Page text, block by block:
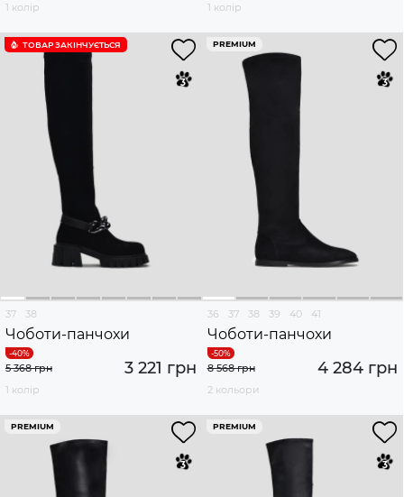
1 колір
1 колір
ТОВАР ЗАКІНЧУЄTЬСЯ
37 38
Чоботи-панчохи
3 221 грн
5 368 грн
1 колір
PREMIUM
36 37 38 39 40 41
Чоботи-панчохи
4 284 грн
8 568 грн
2 кольори
PREMIUM PREMIUM